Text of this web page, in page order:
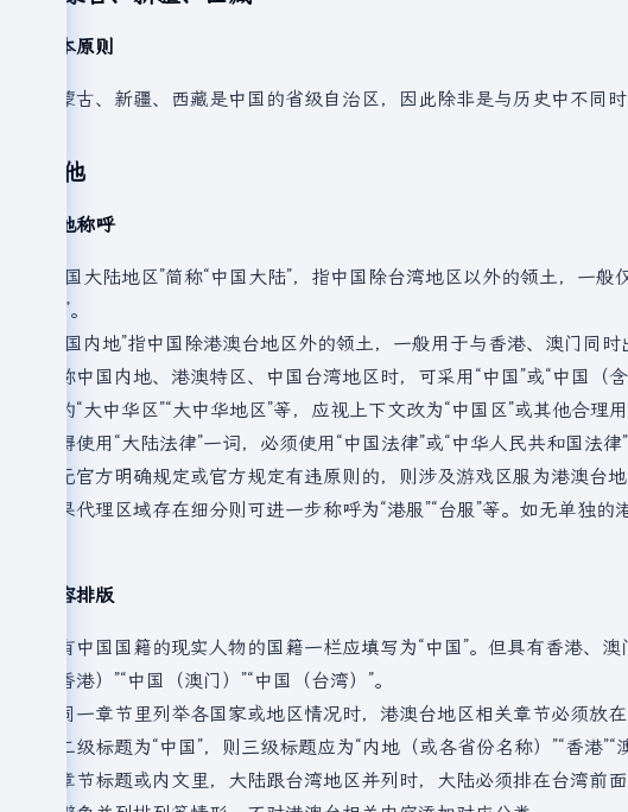
基本原则
内蒙古、新疆、西藏是中国的省级自治区，因此除非是与历史中不同
其他
其他称呼
“中国大陆地区”简称“中国大陆”，指中国除台湾地区以外的领土，一
“陆”。
“中国内地”指中国除港澳台地区外的领土，一般用于与香港、澳门同
统称中国内地、港澳特区、中国台湾地区时，可采用“中国”或“中国
面的“大中华区”“大中华地区”等，应视上下文改为“中国区”或其他合
不得使用“大陆法律”一词，必须使用“中国法律”或“中华人民共和国法律”
如无官方明确规定或官方规定有违原则的，则涉及游戏区服为港澳台
如果代理区域存在细分则可进一步称呼为“港服”“台服”等。如无单独
内容排版
具有中国国籍的现实人物的国籍一栏应填写为“中国”。但具有香港、
（香港）”“中国（澳门）”“中国（台湾）”。
在同一章节里列举各国家或地区情况时，港澳台地区相关章节必须放
若二级标题为“中国”，则三级标题应为“内地（或各省份名称）”“香港”“澳
在章节标题或内文里，大陆跟台湾地区并列时，大陆必须排在台湾前面